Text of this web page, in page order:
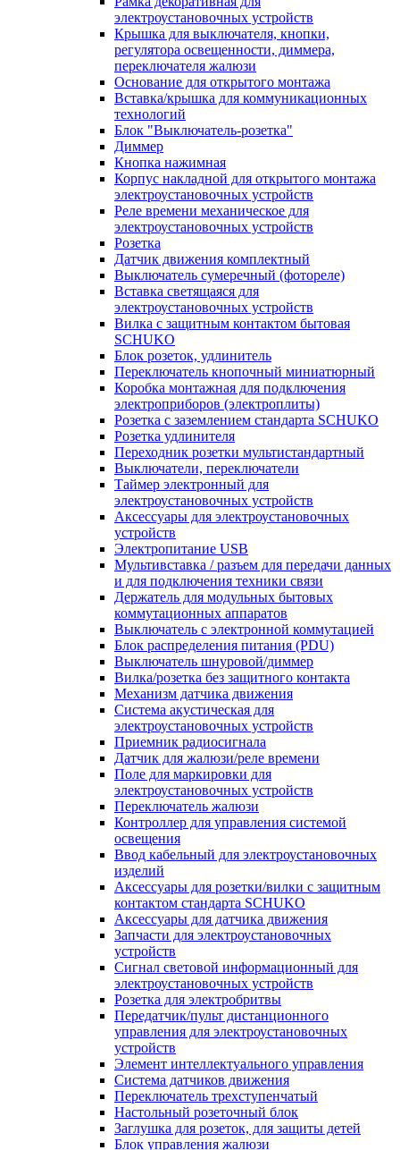
электроустановочных устройств
Крышка для выключателя, кнопки,
регулятора освещенности, диммера,
переключателя жалюзи
Основание для открытого монтажа
Вставка/крышка для коммуникационных
технологий
Блок "Выключатель-розетка"
Диммер
Кнопка нажимная
Корпус накладной для открытого монтажа
электроустановочных устройств
Реле времени механическое для
электроустановочных устройств
Розетка
Датчик движения комплектный
Выключатель сумеречный (фотореле)
Вставка светящаяся для
электроустановочных устройств
Вилка с защитным контактом бытовая
SCHUKO
Блок розеток, удлинитель
Переключатель кнопочный миниатюрный
Коробка монтажная для подключения
электроприборов (электроплиты)
Розетка с заземлением стандарта SCHUKO
Розетка удлинителя
Переходник розетки мультистандартный
Выключатели, переключатели
Таймер электронный для
электроустановочных устройств
Аксессуары для электроустановочных
устройств
Электропитание USB
Мультивставка / разъем для передачи данных
и для подключения техники связи
Держатель для модульных бытовых
коммутационных аппаратов
Выключатель с электронной коммутацией
Блок распределения питания (PDU)
Выключатель шнуровой/диммер
Вилка/розетка без защитного контакта
Механизм датчика движения
Система акустическая для
электроустановочных устройств
Приемник радиосигнала
Датчик для жалюзи/реле времени
Поле для маркировки для
электроустановочных устройств
Переключатель жалюзи
Контроллер для управления системой
освещения
Ввод кабельный для электроустановочных
изделий
Аксессуары для розетки/вилки с защитным
контактом стандарта SCHUKO
Аксессуары для датчика движения
Запчасти для электроустановочных
устройств
Сигнал световой информационный для
электроустановочных устройств
Розетка для электробритвы
Передатчик/пульт дистанционного
управления для электроустановочных
устройств
Элемент интеллектуального управления
Система датчиков движения
Переключатель трехступенчатый
Настольный розеточный блок
Заглушка для розеток, для защиты детей
Блок управления жалюзи